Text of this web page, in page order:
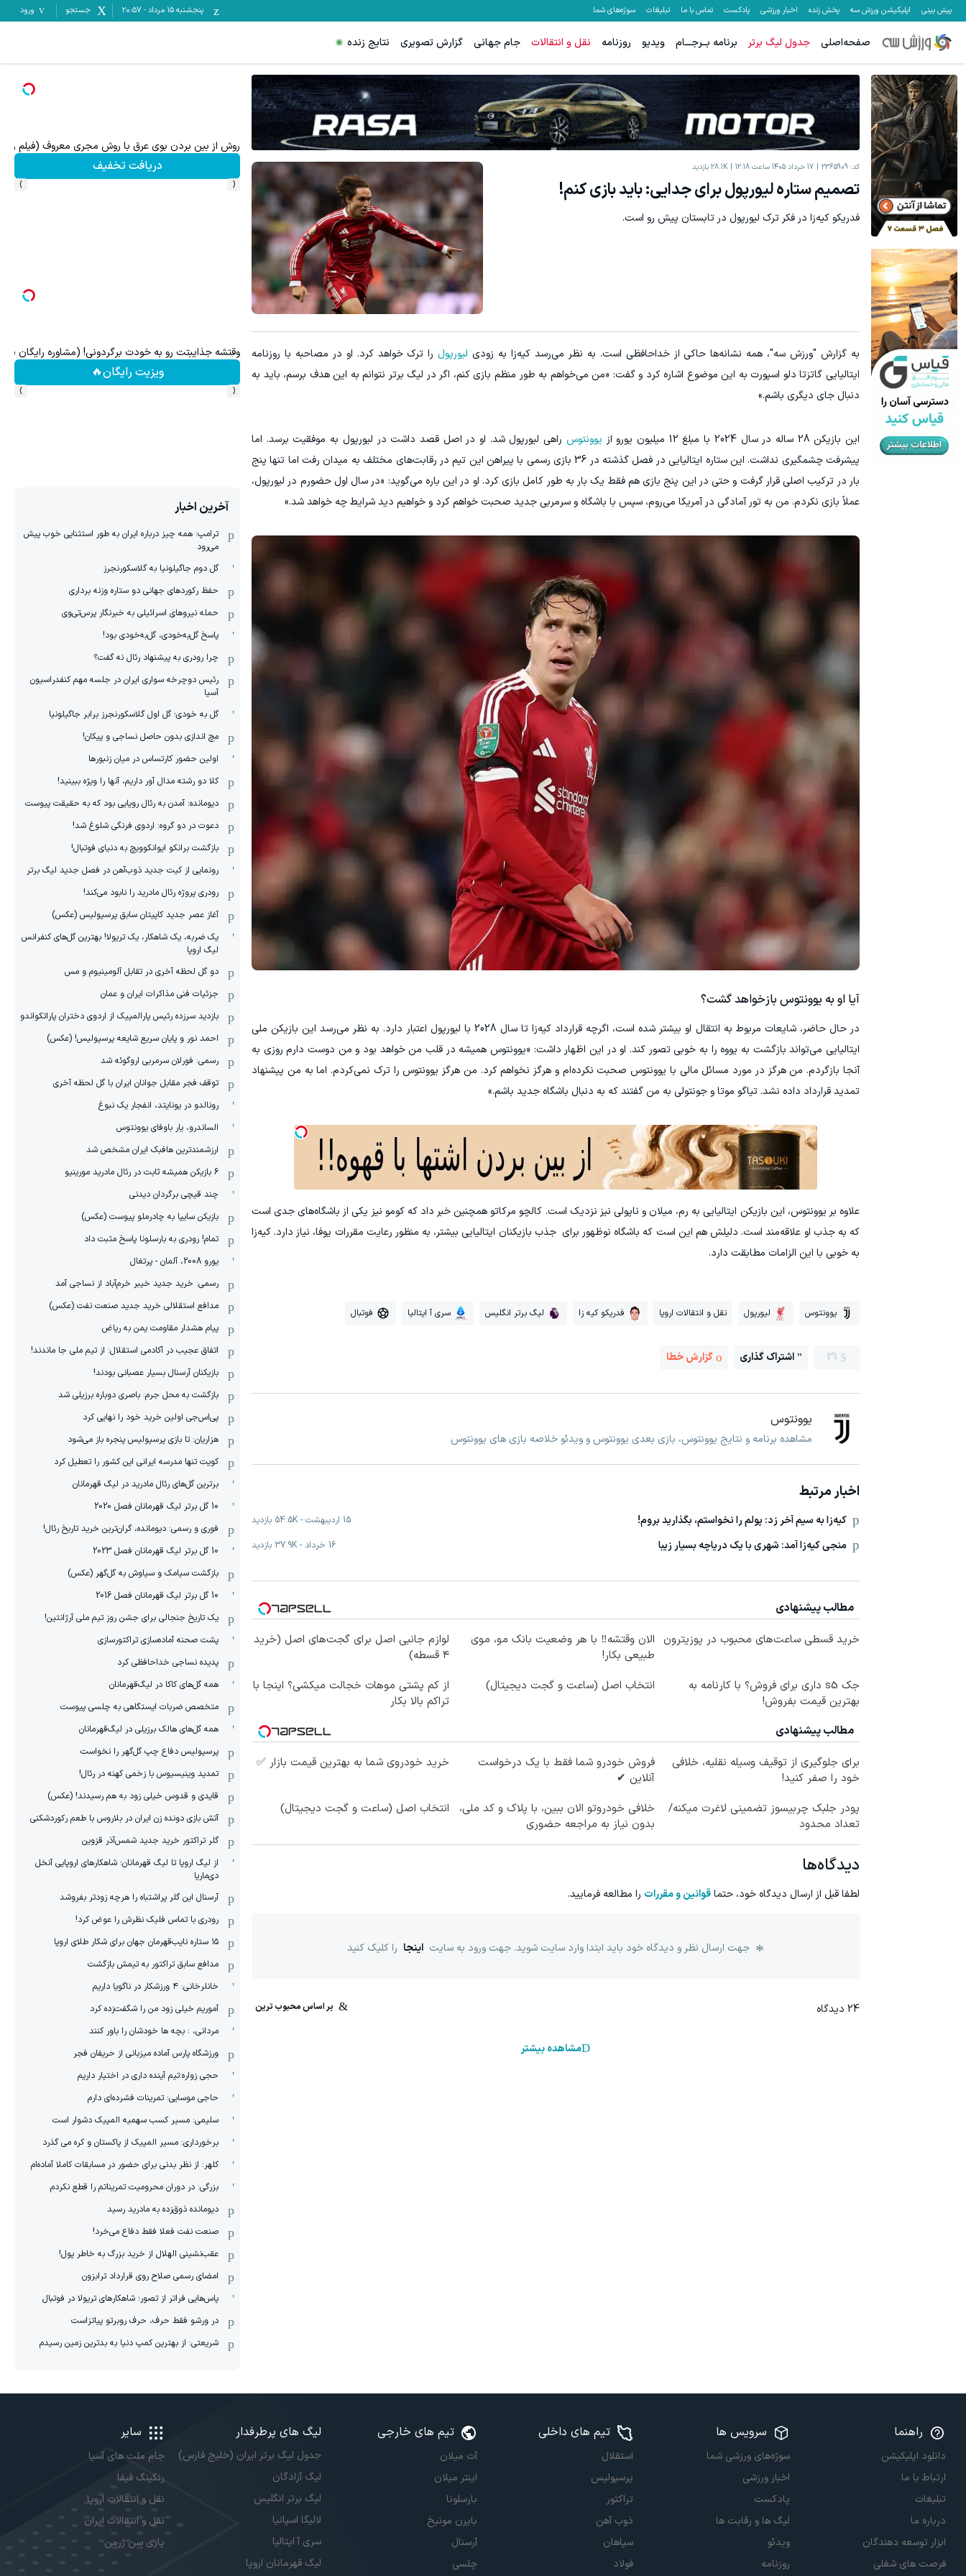
پیش بینی اپلیکیشن ورزش سه پخش زنده اخبار ورزشی پادکست تماس با ما تبلیغات سوژه‌های شما پنجشنبه ۱۵ مرداد -
20:57 جستجو ورود
صفحه‌اصلی جدول لیگ برتر برنامه بــرجـــام ویدیو روزنامه نقل و انتقالات جام جهانی گزارش تصویری نتایج زنده
کد: 2365909 17 خرداد 1405 ساعت 12:18 28.1K بازدید
تصمیم ستاره لیورپول برای جدایی: باید بازی کنم!
فدریکو کیه‌زا در فکر ترک لیورپول در تابستان پیش رو است.
به گزارش "ورزش سه"، همه نشانه‌ها حاکی از خداحافظی است. به نظر می‌رسد کیه‌زا به زودی لیورپول را ترک خواهد کرد. او در مصاحبه با روزنامه
ایتالیایی گاتزتا دلو اسپورت به این موضوع اشاره کرد و گفت: «من می‌خواهم به طور منظم بازی کنم، اگر در لیگ برتر نتوانم به این هدف برسم، باید به
دنبال جای دیگری باشم.»
این بازیکن 28 ساله در سال 2024 با مبلغ 12 میلیون یورو از یوونتوس راهی لیورپول شد. او در اصل قصد داشت در لیورپول به موفقیت برسد. اما
پیشرفت چشمگیری نداشت. این ستاره ایتالیایی در فصل گذشته در 36 بازی رسمی با پیراهن این تیم در رقابت‌های مختلف به میدان رفت اما تنها پنج
بار در ترکیب اصلی قرار گرفت و حتی در این پنج بازی هم فقط یک بار به طور کامل بازی کرد. او در این باره می‌گوید: «در سال اول حضورم در لیورپول،
عملاً بازی نکردم. من به تور آمادگی در آمریکا می‌روم، سپس با باشگاه و سرمربی جدید صحبت خواهم کرد و خواهیم دید شرایط چه خواهد شد.»
آیا او به یوونتوس بازخواهد گشت؟
در حال حاضر، شایعات مربوط به انتقال او بیشتر شده است، اگرچه قرارداد کیه‌زا تا سال 2028 با لیورپول اعتبار دارد. به نظر می‌رسد این بازیکن ملی
ایتالیایی می‌تواند بازگشت به یووه را به خوبی تصور کند. او در این اظهار داشت: «یوونتوس همیشه در قلب من خواهد بود و من دوست دارم روزی به
آنجا بازگردم. من هرگز در مورد مسائل مالی با یوونتوس صحبت نکرده‌ام و هرگز نخواهم کرد. من هرگز یوونتوس را ترک نمی‌کردم. اما به من پیشنهاد
تمدید قرارداد داده نشد. تیاگو موتا و جونتولی به من گفتند که به دنبال باشگاه جدید باشم.»
علاوه بر یوونتوس، این بازیکن ایتالیایی به رم، میلان و ناپولی نیز نزدیک است. کالچو مرکاتو همچنین خبر داد که کومو نیز یکی از باشگاه‌های جدی است
که به جذب او علاقه‌مند است. دلیلش هم این است که باشگاه نوظهور برای جذب بازیکنان ایتالیایی بیشتر، به منظور رعایت مقررات یوفا، نیاز دارد. کیه‌زا
به خوبی با این الزامات مطابقت دارد.
یوونتوس لیورپول نقل و انتقالات اروپا فدریکو کیه زا لیگ برتر انگلیس سری آ ایتالیا فوتبال
31 اشتراک گذاری گزارش خطا
یوونتوس
مشاهده برنامه و نتایج یوونتوس، بازی بعدی یوونتوس و ویدئو خلاصه بازی های یوونتوس
اخبار مرتبط
کیه‌زا به سیم آخر زد: پولم را نخواستم، بگذارید بروم! 15 اردیبهشت -
54.5K بازدید
منجی کیه‌زا آمد: شهری با یک دریاچه بسیار زیبا 16 خرداد -
37.9K بازدید
مطالب پیشنهادی
خرید قسطی ساعت‌های محبوب در پوزیترون الان وقتشه‼️ با هر وضعیت بانک مو، موی
طبیعی بکار!
لوازم جانبی اصل برای گجت‌های اصل (خرید
۴ قسطه)
جک s5 داری برای فروش؟ با کارنامه به
بهترین قیمت بفروش!
انتخاب اصل (ساعت و گجت دیجیتال)
از کم پشتی موهات خجالت میکشی؟ اینجا با
تراکم بالا بکار
مطالب پیشنهادی
برای جلوگیری از توقیف وسیله نقلیه، خلافی
خود را صفر کنید!
فروش خودرو شما فقط با یک درخواست
آنلاین ✔
خرید خودروی شما به بهترین قیمت بازار ✅
پودر جلبک چربیسوز تضمینی لاغرت میکنه/
تعداد محدود
خلافی خودروتو الان ببین، با پلاک و کد ملی،
بدون نیاز به مراجعه حضوری
انتخاب اصل (ساعت و گجت دیجیتال)
دیدگاه‌ها
لطفا قبل از ارسال دیدگاه خود، حتماقوانین و مقررات را مطالعه فرمایید.
جهت ارسال نظر و دیدگاه خود باید ابتدا وارد سایت شوید. جهت ورود به سایت اینجا را کلیک کنید
24 دیدگاه
مشاهده بیشتر
مام اسپری سورملینا رو امروز با ۲۵٪ تخفیف بخر🔥
دریافت تخفیف
سفارش سورملینا با تخفیف ویژه😍 رفع بوی عرق در 2 دقیقه!🔥 پیشنهاد ویژه پیمان طالبی😍 سفارش سورملینا با تخفیف ویژه🔥
دریافت تخفیف
روش از بین بردن بوی عرق با روش مجری معروف (فیلم را
دریافت تخفیف
‹
›
دیگه خجالت نکش‼️ اینجا قسطی مو بکار (تضمینی)
ویزیت رایگان🔥
انتخاب اصل (ساعت و گجت دیجیتال)
مشاهده
کاشت موی طبیعی بدون درد و خونریزی!😍😍
ویزیت رایگان🔥
وقتشه جذایبتت رو به خودت برگردونی! (مشاوره رایگان
ویزیت رایگان🔥
‹
›
آخرین اخبار
ترامپ: همه چیز درباره ایران به طور استثنایی خوب پیش
می‌رود
گل دوم جاگیلونیا به گلاسکورنجرز
حفظ رکوردهای جهانی دو ستاره وزنه برداری
حمله نیروهای اسرائیلی به خبرنگار پرس‌تی‌وی
پاسخ گل‌به‌خودی، گل‌به‌خودی بود!
چرا رودری به پیشنهاد رئال نه گفت؟
رئیس دوچرخه سواری ایران در جلسه مهم کنفدراسیون
آسیا
گل به خودی؛ گل اول گلاسکورنجرز برابر جاگیلونیا
مچ اندازی بدون حاصل نساجی و پیکان!
اولین حضور کارتساس در میان زنبورها
کلا دو‌ رشته مدال آور داریم، آنها را ویژه ببینید!
دیومانده: آمدن به رئال رویایی بود که به حقیقت پیوست
دعوت در دو گروه: اردوی فرنگی شلوغ شد!
بازگشت برانکو ایوانکوویچ به دنیای فوتبال!
رونمایی از کیت جدید ذوب‌آهن در فصل جدید لیگ برتر
رودری پروژه رئال مادرید را نابود می‌کند!
آغاز عصر جدید کاپیتان سابق پرسپولیس (عکس)
یک ضربه، یک شاهکار، یک تریولا! بهترین گل‌های کنفرانس
لیگ اروپا
دو گل لحظه آخری در تقابل آلومینیوم و مس
جزئیات فنی مذاکرات ایران و عمان
بازدید سرزده رئیس پارالمپیک از اردوی دختران پاراتکواندو
احمد نور و پایان سریع شایعه پرسپولیس! (عکس)
رسمی: فورلان سرمربی اروگوئه شد
توقف فجر مقابل جوانان ایران با گل لحظه آخری
رونالدو در یونایتد، انفجار یک نبوغ
الساندرو، یار باوفای یوونتوس
ارزشمندترین هافبک ایران مشخص شد
6 بازیکن همیشه ثابت در رئال مادرید مورینیو
چند قیچی برگردان دیدنی
بازیکن سایپا به چادرملو پیوست (عکس)
تمام! رودری به بارسلونا پاسخ مثبت داد
یورو 2008، آلمان - پرتغال
رسمی: خرید جدید خیبر خرم‌آباد از نساجی آمد
مدافع استقلالی خرید جدید صنعت نفت (عکس)
پیام هشدار مقاومت یمن به ریاض
اتفاق عجیب در آکادمی استقلال: از تیم ملی جا ماندند!
بازیکنان آرسنال بسیار عصبانی بودند!
بازگشت به محل جرم: باصری دوباره برزیلی شد
پی‌اس‌جی اولین خرید خود را نهایی کرد
هزاریان: تا بازی پرسپولیس پنجره باز می‌شود
کویت تنها مدرسه ایرانی این کشور را تعطیل کرد
برترین گل‌های رئال مادرید در لیگ قهرمانان
10 گل برتر لیگ قهرمانان فصل 2020
فوری و رسمی: دیومانده، گران‌ترین خرید تاریخ رئال!
10 گل برتر لیگ قهرمانان فصل 2023
بازگشت سیامک و سیاوش به گل‌گهر (عکس)
10 گل برتر لیگ قهرمانان فصل 2016
یک تاریخ جنجالی برای جشن روز تیم ملی آرژانتین!
پشت صحنه آماده‌سازی تراکتورسازی
پدیده نساجی خداحافظی کرد
همه گل‌های کاکا در لیگ‌قهرمانان
متخصص ضربات ایستگاهی به چلسی پیوست
همه گل‌های هالک برزیلی در لیگ‌قهرمانان
پرسپولیس دفاع چپ گل‌گهر را نخواست
تمدید وینیسیوس با زخمی کهنه در رئال!
قایدی و قدوس خیلی زود به هم رسیدند! (عکس)
آتش بازی دونده زن ایران در بلاروس با طعم رکوردشکنی
گلر تراکتور خرید جدید شمس‌آذر قزوین
از لیگ اروپا تا لیگ قهرمانان؛ شاهکارهای اروپایی آنخل
دی‌ماریا
آرسنال این گلر پراشتباه را هرچه زودتر بفروشد
رودری با تماس فلیک نظرش را عوض کرد!
١۵ ستاره نایب‌قهرمان جهان برای شکار طلای اروپا
مدافع سابق تراکتور به تیمش بازگشت
خانلرخانی: ۴ ورزشکار در ناگویا داریم
آموریم خیلی زود من را شگفت‌زده کرد
مردانی، : بچه ها خودشان را باور کنند
ورزشگاه پارس آماده میزبانی از حریفان فجر
حجی زواره:تیم آینده داری در اختیار داریم
حاجی موسایی: تمرینات فشرده‌ای دارم
سلیمی: مسیر کسب سهمیه المپیک دشوار است
برخورداری: مسیر المپیک از پاکستان و کره می گذرد
کلهر: از نظر بدنی برای حضور در مسابقات کاملا آماده‌ام
بزرگی: در دوران محرومیت تمریناتم را قطع نکردم
دیومانده ذوق‌زده به مادرید رسید
صنعت نفت فعلا فقط دفاع می‌خرد!
عقب‌نشینی الهلال از خرید بزرگ به خاطر پول!
امضای رسمی صلاح روی قرارداد ترابزون
پاس‌هایی فراتر از تصور؛ شاهکارهای تریولا در فوتبال
در ورشو فقط حرف، حرف روبرتو پیاتزاست
شریعتی: از بهترین کمپ‌ دنیا به بدترین زمین‌ رسیدم
راهنما
دانلود اپلیکیشن
ارتباط با ما
تبلیغات
درباره ما
ابزار توسعه دهندگان
فرصت های شغلی
سرویس ها
سوژه‌های ورزشی شما
اخبار ورزشی
پادکست
لیگ ها و رقابت ها
ویدئو
روزنامه
تیم های داخلی
استقلال
پرسپولیس
تراکتور
ذوب آهن
سپاهان
فولاد
تیم های خارجی
آث میلان
اینتر میلان
بارسلونا
بایرن مونیخ
آرسنال
چلسی
لیگ های پرطرفدار
جدول لیگ برتر ایران (خلیج فارس)
لیگ آزادگان
لیگ برتر انگلیس
لالیگا اسپانیا
سری آ ایتالیا
لیگ قهرمانان اروپا
سایر
جام ملت های آسیا
رنکینگ فیفا
نقل و انتقالات اروپا
نقل و انتقالات ایران
پاری سن ژرمن